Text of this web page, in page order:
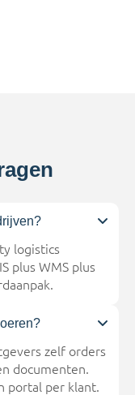
logistics
plus WMS plus
zelf orders
documenten.
portal per klant.